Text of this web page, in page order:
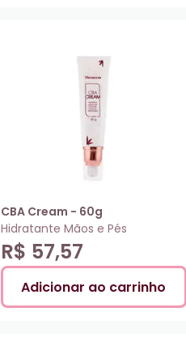
CBA Cream - 60g
Hidratante Mãos e Pés
R$ 57,57
Adicionar ao carrinho